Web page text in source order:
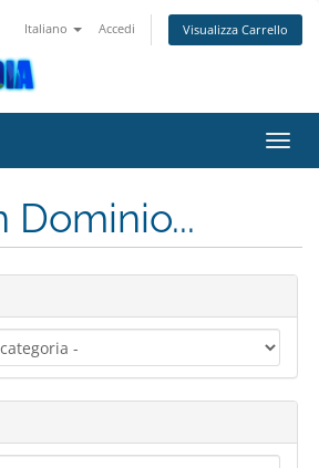
Italiano Accedi Visualizza Carrello
Attiva
Dominio...